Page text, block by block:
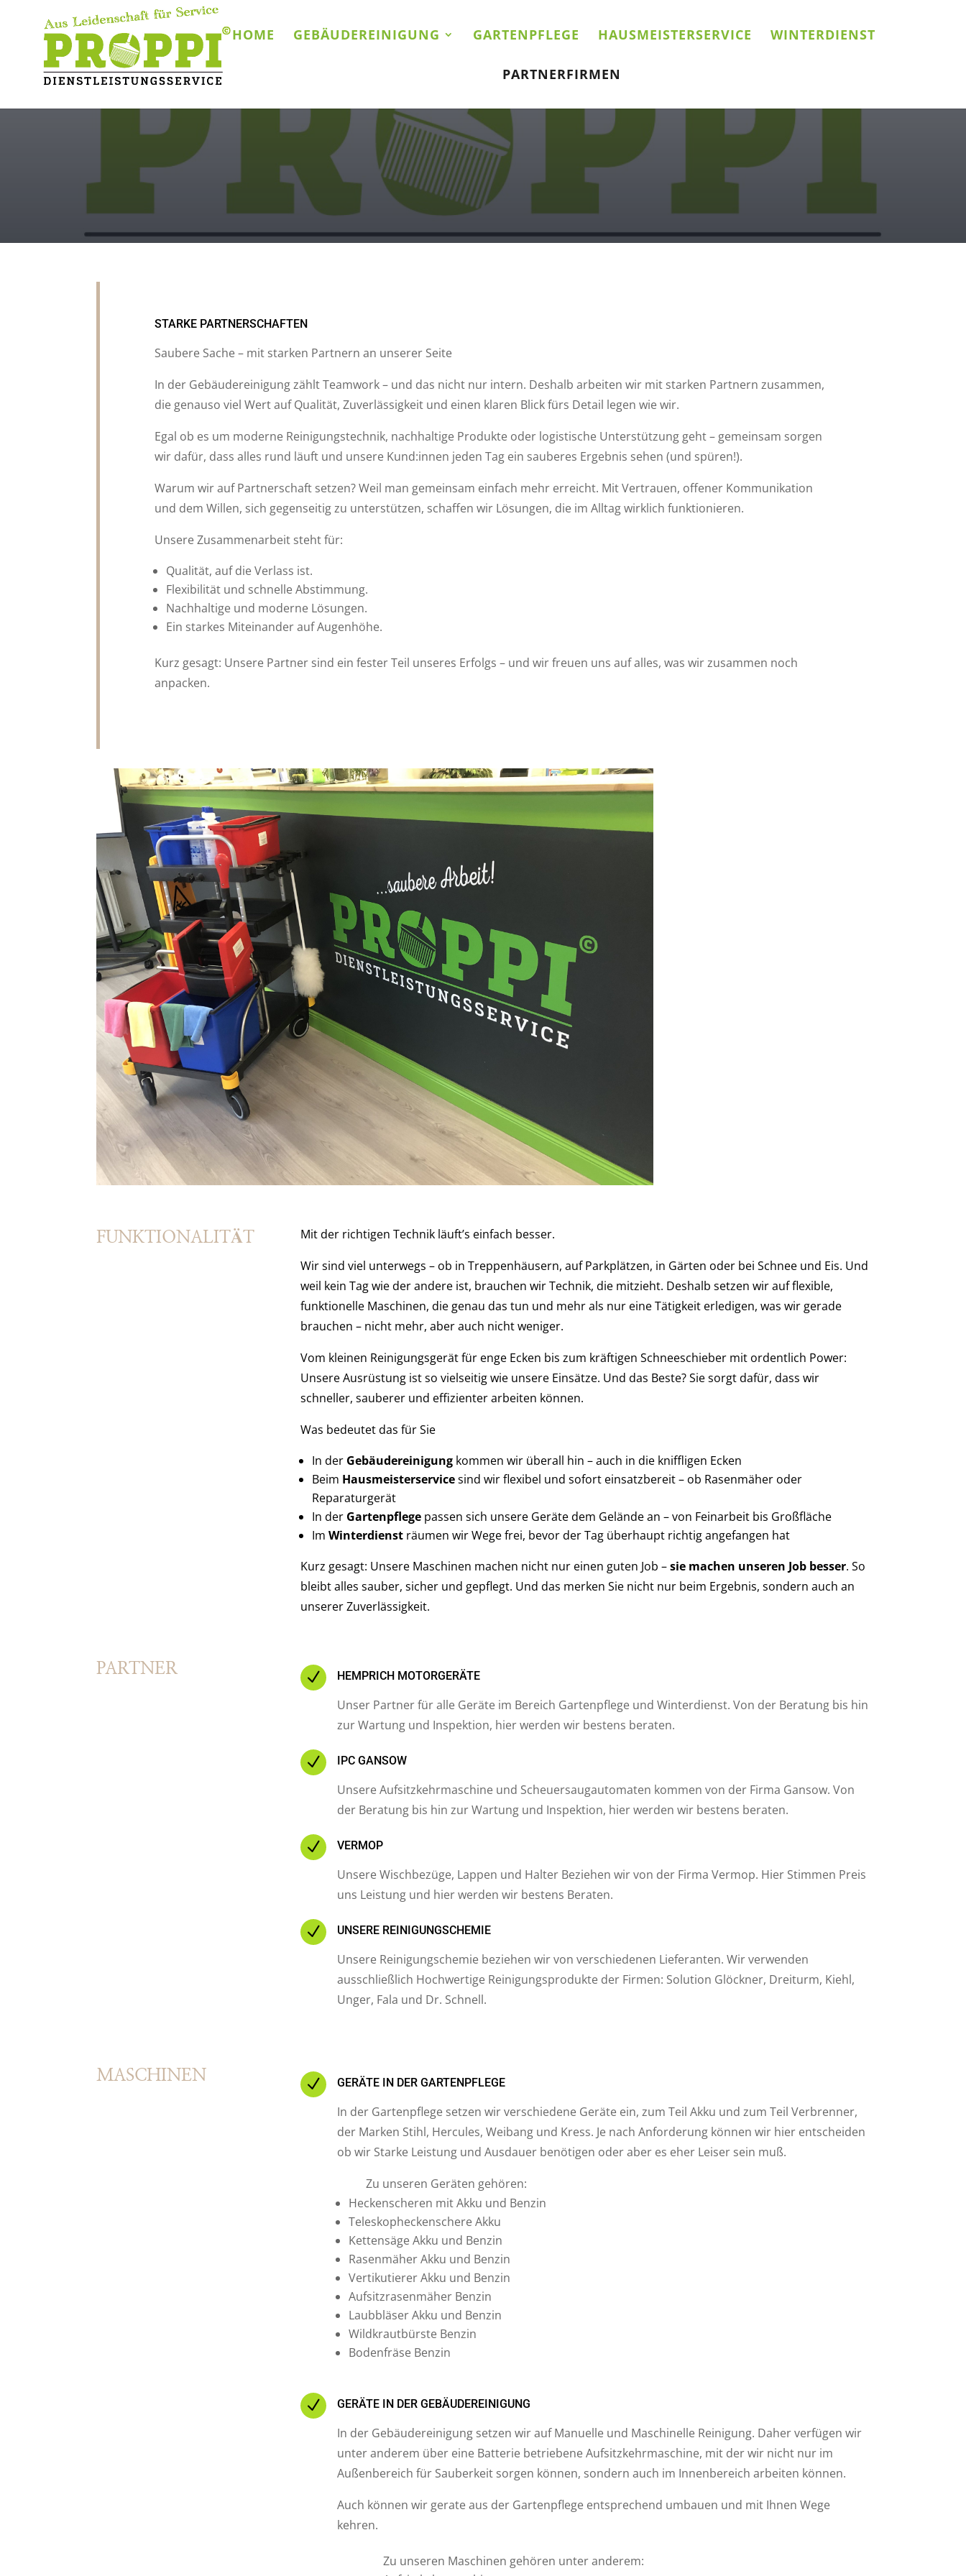
HOME GEBÄUDEREINIGUNG GARTENPFLEGE HAUSMEISTERSERVICE WINTERDIENST
PARTNERFIRMEN
STARKE PARTNERSCHAFTEN
Saubere Sache – mit starken Partnern an unserer Seite
In der Gebäudereinigung zählt Teamwork – und das nicht nur intern. Deshalb arbeiten wir mit starken Partnern zusammen,
die genauso viel Wert auf Qualität, Zuverlässigkeit und einen klaren Blick fürs Detail legen wie wir.
Egal ob es um moderne Reinigungstechnik, nachhaltige Produkte oder logistische Unterstützung geht – gemeinsam sorgen
wir dafür, dass alles rund läuft und unsere Kund:innen jeden Tag ein sauberes Ergebnis sehen (und spüren!).
Warum wir auf Partnerschaft setzen? Weil man gemeinsam einfach mehr erreicht. Mit Vertrauen, offener Kommunikation
und dem Willen, sich gegenseitig zu unterstützen, schaffen wir Lösungen, die im Alltag wirklich funktionieren.
Unsere Zusammenarbeit steht für:
Qualität, auf die Verlass ist.
Flexibilität und schnelle Abstimmung.
Nachhaltige und moderne Lösungen.
Ein starkes Miteinander auf Augenhöhe.
Kurz gesagt: Unsere Partner sind ein fester Teil unseres Erfolgs – und wir freuen uns auf alles, was wir zusammen noch
anpacken.
FUNKTIONALITÄT
Mit der richtigen Technik läuft’s einfach besser.
Wir sind viel unterwegs – ob in Treppenhäusern, auf Parkplätzen, in Gärten oder bei Schnee und Eis. Und
weil kein Tag wie der andere ist, brauchen wir Technik, die mitzieht. Deshalb setzen wir auf flexible,
funktionelle Maschinen, die genau das tun und mehr als nur eine Tätigkeit erledigen, was wir gerade
brauchen – nicht mehr, aber auch nicht weniger.
Vom kleinen Reinigungsgerät für enge Ecken bis zum kräftigen Schneeschieber mit ordentlich Power:
Unsere Ausrüstung ist so vielseitig wie unsere Einsätze. Und das Beste? Sie sorgt dafür, dass wir
schneller, sauberer und effizienter arbeiten können.
Was bedeutet das für Sie
In der Gebäudereinigungkommen wir überall hin – auch in die kniffligen Ecken
Beim Hausmeisterservicesind wir flexibel und sofort einsatzbereit – ob Rasenmäher oder
Reparaturgerät
In der Gartenpflegepassen sich unsere Geräte dem Gelände an – von Feinarbeit bis Großfläche
Im Winterdiensträumen wir Wege frei, bevor der Tag überhaupt richtig angefangen hat
Kurz gesagt: Unsere Maschinen machen nicht nur einen guten Job –sie machen unseren Job besser. So
bleibt alles sauber, sicher und gepflegt. Und das merken Sie nicht nur beim Ergebnis, sondern auch an
unserer Zuverlässigkeit.
PARTNER N HEMPRICH MOTORGERÄTE
Unser Partner für alle Geräte im Bereich Gartenpflege und Winterdienst. Von der Beratung bis hin
zur Wartung und Inspektion, hier werden wir bestens beraten.
N IPC GANSOW
Unsere Aufsitzkehrmaschine und Scheuersaugautomaten kommen von der Firma Gansow. Von
der Beratung bis hin zur Wartung und Inspektion, hier werden wir bestens beraten.
N VERMOP
Unsere Wischbezüge, Lappen und Halter Beziehen wir von der Firma Vermop. Hier Stimmen Preis
uns Leistung und hier werden wir bestens Beraten.
N UNSERE REINIGUNGSCHEMIE
Unsere Reinigungschemie beziehen wir von verschiedenen Lieferanten. Wir verwenden
ausschließlich Hochwertige Reinigungsprodukte der Firmen: Solution Glöckner, Dreiturm, Kiehl,
Unger, Fala und Dr. Schnell.
MASCHINEN N GERÄTE IN DER GARTENPFLEGE
In der Gartenpflege setzen wir verschiedene Geräte ein, zum Teil Akku und zum Teil Verbrenner,
der Marken Stihl, Hercules, Weibang und Kress. Je nach Anforderung können wir hier entscheiden
ob wir Starke Leistung und Ausdauer benötigen oder aber es eher Leiser sein muß.
Zu unseren Geräten gehören:
Heckenscheren mit Akku und Benzin
Teleskopheckenschere Akku
Kettensäge Akku und Benzin
Rasenmäher Akku und Benzin
Vertikutierer Akku und Benzin
Aufsitzrasenmäher Benzin
Laubbläser Akku und Benzin
Wildkrautbürste Benzin
Bodenfräse Benzin
N GERÄTE IN DER GEBÄUDEREINIGUNG
In der Gebäudereinigung setzen wir auf Manuelle und Maschinelle Reinigung. Daher verfügen wir
unter anderem über eine Batterie betriebene Aufsitzkehrmaschine, mit der wir nicht nur im
Außenbereich für Sauberkeit sorgen können, sondern auch im Innenbereich arbeiten können.
Auch können wir gerate aus der Gartenpflege entsprechend umbauen und mit Ihnen Wege
kehren.
Zu unseren Maschinen gehören unter anderem: